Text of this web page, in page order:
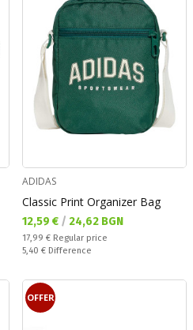
ADIDAS
Classic Print Organizer Bag
Текуща цена:
12,59 € / 24,62 BGN
Regular price:
17,99 € Regular price
Спестявате:
5,40 € Difference
OFFER